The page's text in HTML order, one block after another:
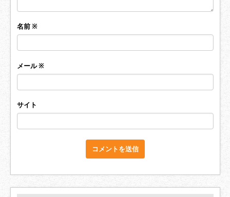
名前※
メール※
サイト